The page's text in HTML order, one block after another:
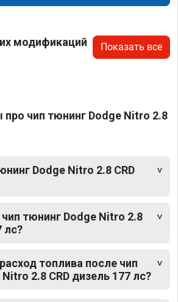
модификаций
Показать все
чип тюнинг Dodge Nitro 2.8
Dodge Nitro 2.8 CRD
тюнинг Dodge Nitro 2.8
лс?
топлива после чип
2.8 CRD дизель 177 лс?